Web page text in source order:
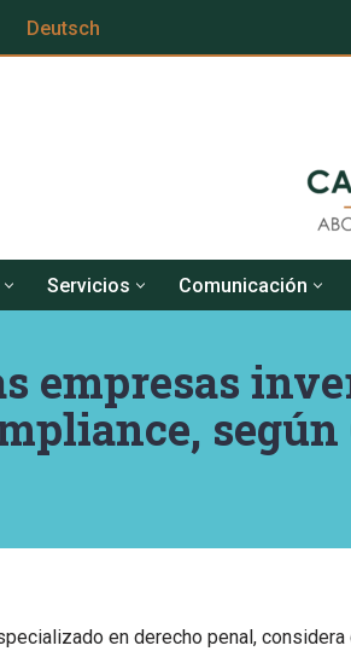
Deutsch
Servicios Comunicación
empresas
en derecho penal,